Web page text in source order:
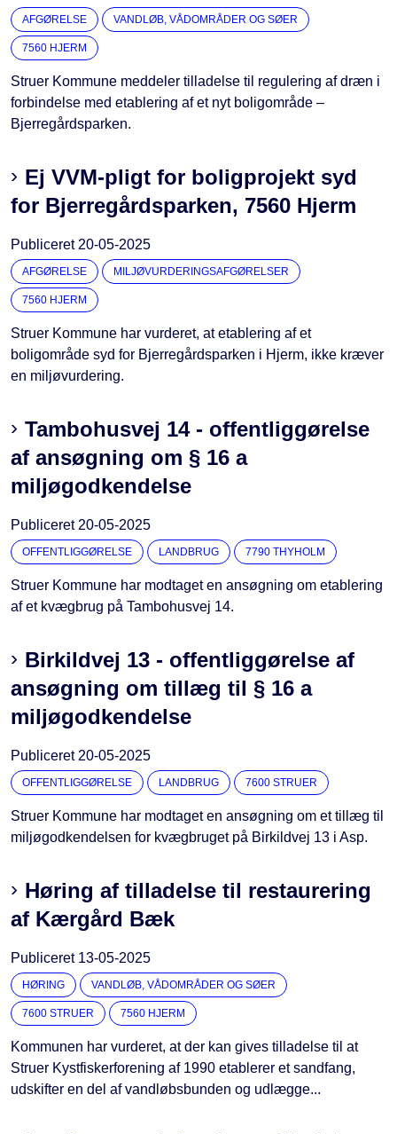
AFGØRELSE VANDLØB, VÅDOMRÅDER OG SØER
7560 HJERM
Struer Kommune meddeler tilladelse til regulering af dræn i
forbindelse med etablering af et nyt boligområde –
Bjerregårdsparken.
Ej VVM-pligt for boligprojekt syd
for Bjerregårdsparken, 7560 Hjerm
Publiceret 20-05-2025
AFGØRELSE MILJØVURDERINGSAFGØRELSER
7560 HJERM
Struer Kommune har vurderet, at etablering af et
boligområde syd for Bjerregårdsparken i Hjerm, ikke kræver
en miljøvurdering.
Tambohusvej 14 - offentliggørelse
af ansøgning om § 16 a
miljøgodkendelse
Publiceret 20-05-2025
OFFENTLIGGØRELSE LANDBRUG 7790 THYHOLM
Struer Kommune har modtaget en ansøgning om etablering
af et kvægbrug på Tambohusvej 14.
Birkildvej 13 - offentliggørelse af
ansøgning om tillæg til § 16 a
miljøgodkendelse
Publiceret 20-05-2025
OFFENTLIGGØRELSE LANDBRUG 7600 STRUER
Struer Kommune har modtaget en ansøgning om et tillæg til
miljøgodkendelsen for kvægbruget på Birkildvej 13 i Asp.
Høring af tilladelse til restaurering
af Kærgård Bæk
Publiceret 13-05-2025
HØRING VANDLØB, VÅDOMRÅDER OG SØER
7600 STRUER 7560 HJERM
Kommunen har vurderet, at der kan gives tilladelse til at
Struer Kystfiskerforening af 1990 etablerer et sandfang,
udskifter en del af vandløbsbunden og udlægge...